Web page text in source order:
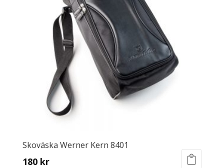
Skoväska Werner Kern 8401
180 kr